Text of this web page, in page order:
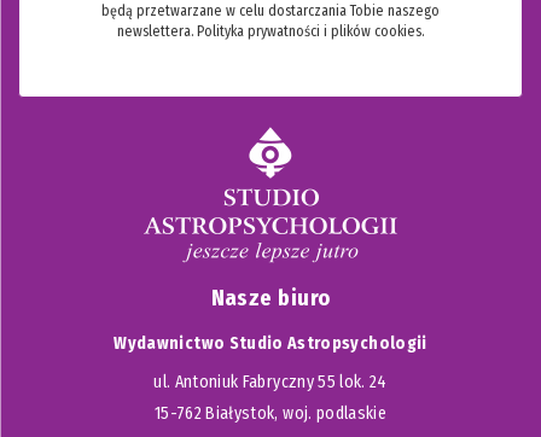
będą przetwarzane w celu dostarczania Tobie naszego
newslettera. Polityka prywatności i plików cookies.
Nasze biuro
Wydawnictwo Studio Astropsychologii
ul. Antoniuk Fabryczny 55 lok. 24
15-762 Białystok, woj. podlaskie